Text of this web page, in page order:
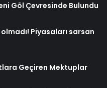
Göl Çevresinde Bulundu
Piyasaları sarsan
Geçiren Mektuplar